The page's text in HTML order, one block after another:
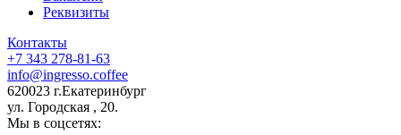
Реквизиты
Контакты
+7 343 278-81-63
info@ingresso.coffee
620023 г.Екатеринбург
ул. Городская , 20.
Мы в соцсетях: